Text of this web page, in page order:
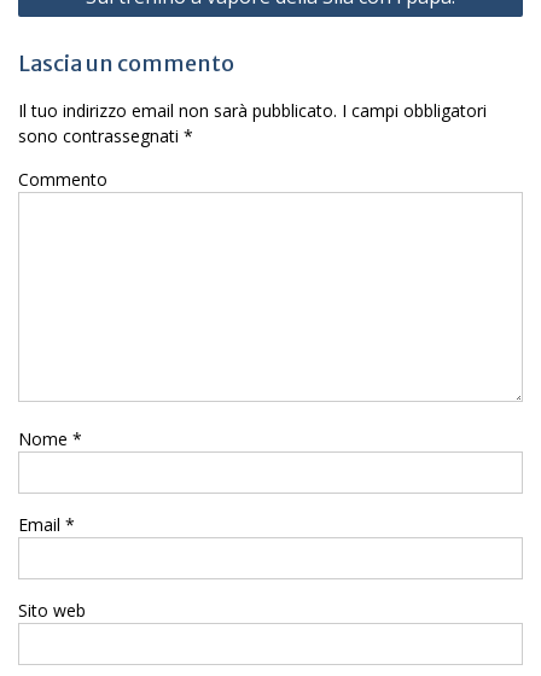
Lascia un commento
Il tuo indirizzo email non sarà pubblicato. I campi obbligatori
sono contrassegnati *
Commento
Nome *
Email *
Sito web